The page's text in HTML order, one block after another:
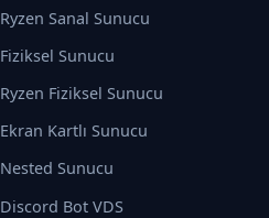
Ryzen Sanal Sunucu
Fiziksel Sunucu
Ryzen Fiziksel Sunucu
Ekran Kartlı Sunucu
Nested Sunucu
Discord Bot VDS